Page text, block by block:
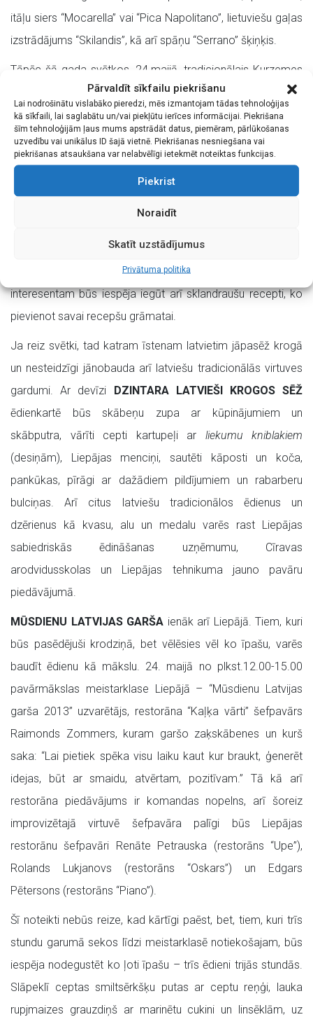
Pārvaldīt sīkfailu piekrišanu
Lai nodrošinātu vislabāko pieredzi, mēs izmantojam tādas tehnoloģijas
kā sīkfaili, lai saglabātu un/vai piekļūtu ierīces informācijai. Piekrišana
šīm tehnoloģijām ļaus mums apstrādāt datus, piemēram, pārlūkošanas
uzvedību vai unikālus ID šajā vietnē. Piekrišanas nesniegšana vai
piekrišanas atsaukšana var nelabvēlīgi ietekmēt noteiktas funkcijas.
Piekrist
Noraidīt
Skatīt uzstādījumus
Privātuma politika
itāļu siers “Mocarella” vai “Pica Napolitano”, lietuviešu gaļas
izstrādājums “Skilandis”, kā arī spāņu “Serrano” šķiņķis.
Tāpēc šā gada svētkos, 24.maijā, tradicionālais Kurzemes
novada ēdiens sklandrausis būs „īpašā lomā”, jo
meistardarbnīcās sklandrausi cept mācīs un tā izcelsmi
skaidros Liepājas Valsts tehnikuma un Cīravas
arodvidusskolas topošie pavāri un meistari. EK ziņojumā
skaidro, ka sklandrausis, ko parasti ēd aukstu ar tēju vai
pildījumu. Kā garšo atšķirīgu receptūru sklandrauši,
nodegustēt piedāvās vairāki Kurzemes meistari. Ikvienam
interesentam būs iespēja iegūt arī sklandraušu recepti, ko
pievienot savai recepšu grāmatai.
Ja reiz svētki, tad katram īstenam latvietim jāpasēž krogā
un nesteidzīgi jānobauda arī latviešu tradicionālās virtuves
gardumi. Ar devīzi DZINTARA LATVIEŠI KROGOS SĒŽ
ēdienkartē būs skābeņu zupa ar kūpinājumiem un
skābputra, vārīti cepti kartupeļi ar liekumu kniblakiem
(desiņām), Liepājas menciņi, sautēti kāposti un koča,
pankūkas, pīrāgi ar dažādiem pildījumiem un rabarberu
bulciņas. Arī citus latviešu tradicionālos ēdienus un
dzērienus kā kvasu, alu un medalu varēs rast Liepājas
sabiedriskās ēdināšanas uzņēmumu, Cīravas
arodvidusskolas un Liepājas tehnikuma jauno pavāru
piedāvājumā.
MŪSDIENU LATVIJAS GARŠA ienāk arī Liepājā. Tiem, kuri
būs pasēdējuši krodziņā, bet vēlēsies vēl ko īpašu, varēs
baudīt ēdienu kā mākslu. 24. maijā no plkst.12.00-15.00
pavārmākslas meistarklase Liepājā – “Mūsdienu Latvijas
garša 2013” uzvarētājs, restorāna “Kaļķa vārti” šefpavārs
Raimonds Zommers, kuram garšo zaķskābenes un kurš
saka: “Lai pietiek spēka visu laiku kaut kur braukt, ģenerēt
idejas, būt ar smaidu, atvērtam, pozitīvam.” Tā kā arī
restorāna piedāvājums ir komandas nopelns, arī šoreiz
improvizētajā virtuvē šefpavāra palīgi būs Liepājas
restorānu šefpavāri Renāte Petrauska (restorāns “Upe”),
Rolands Lukjanovs (restorāns “Oskars”) un Edgars
Pētersons (restorāns “Piano”).
Šī noteikti nebūs reize, kad kārtīgi paēst, bet, tiem, kuri trīs
stundu garumā sekos līdzi meistarklasē notiekošajam, būs
iespēja nodegustēt ko ļoti īpašu – trīs ēdieni trijās stundās.
Slāpeklī ceptas smiltsērkšķu putas ar ceptu reņģi, lauka
rupjmaizes grauzdiņš ar marinētu cukini un linsēklām, uz